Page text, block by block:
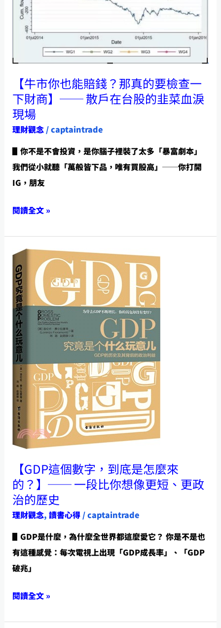
【牛市你也能賠錢？那真的要檢查一
下財商】── 散戶在台股的韭菜血淚
現場
理財觀念/captaintrade
▋你不是不會投資，是你腦子裡裝了太多「暴富劇本」
我們從小就聽「萬般皆下品，唯有買股高」──你打開
IG，朋友
錢？
真
檢
查
一
下
財
商】
散
台
股
的
韭
菜
血
淚
場
閱讀全文 »
【GDP這個數字，到底是怎麼來
的？】── 一段比你想像更短、更政
治的歷史
理財觀念, 讀書心得/captaintrade
▋GDP是什麼，為什麼全世界都這麼愛它？ 你是不是也
有這種感覺：每次電視上出現「GDP成長率」、「GDP
破兆」
【GDP
這
個
數
字，
到
底
是
怎
麼
來
的？】
──
段
比
你
像
更
短、
政
治
閱讀全文 »